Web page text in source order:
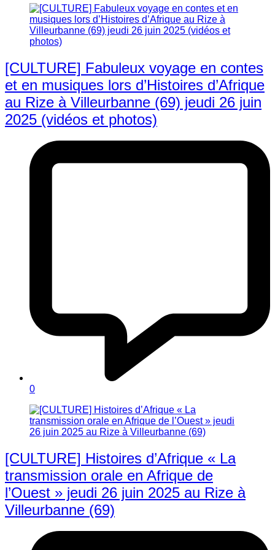
[CULTURE] Fabuleux voyage en contes
et en musiques lors d’Histoires d’Afrique
au Rize à Villeurbanne (69) jeudi 26 juin
2025 (vidéos et photos)
0
[CULTURE] Histoires d’Afrique « La
transmission orale en Afrique de
l’Ouest » jeudi 26 juin 2025 au Rize à
Villeurbanne (69)